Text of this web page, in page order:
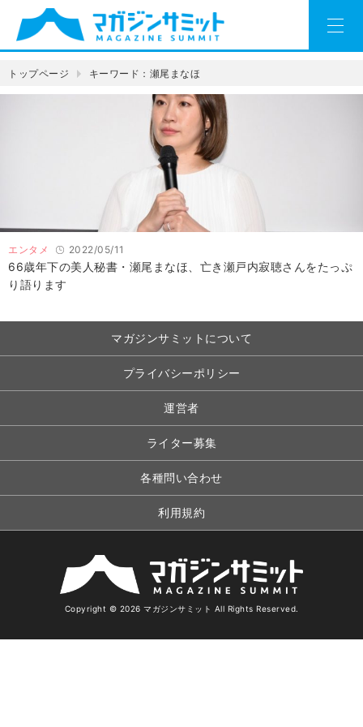
トップページ キーワード：瀬尾まなほ
エンタメ 2022/05/11
66歳年下の美人秘書・瀬尾まなほ、亡き瀬戸内寂聴さんをたっぷ
り語ります
マガジンサミットについて
プライバシーポリシー
運営者
ライター募集
各種問い合わせ
利用規約
Copyright © 2026 マガジンサミット All Rights Reserved.